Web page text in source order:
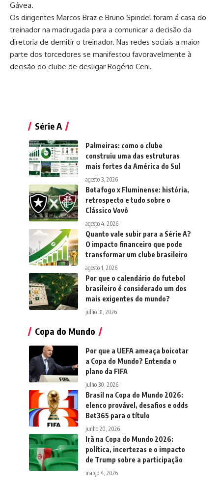
Gávea.
Os dirigentes Marcos Braz e Bruno Spindel foram á casa do
treinador na madrugada para a comunicar a decisão da
diretoria de demitir o treinador. Nas redes sociais a maior
parte dos torcedores se manifestou favoravelmente à
decisão do clube de desligar Rogério Ceni.
Série A
Palmeiras: como o clube
construiu uma das estruturas
mais fortes da América do Sul
agosto 3, 2026
Botafogo x Fluminense: história,
retrospecto e tudo sobre o
Clássico Vovô
agosto 4, 2026
Quanto vale subir para a Série A?
O impacto financeiro que pode
transformar um clube brasileiro
agosto 1, 2026
Por que o calendário do futebol
brasileiro é considerado um dos
mais exigentes do mundo?
julho 31, 2026
Copa do Mundo
Por que a UEFA ameaça boicotar
a Copa do Mundo? Entenda o
plano da FIFA
julho 30, 2026
Brasil na Copa do Mundo 2026:
elenco provável, desafios e odds
Bet365 para o título
junho 20, 2026
Irã na Copa do Mundo 2026:
política, incertezas e o impacto
de Trump sobre a participação
março 4, 2026